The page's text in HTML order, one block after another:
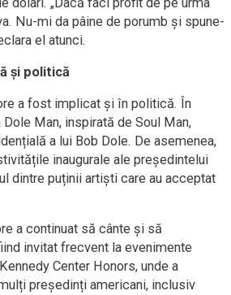
Nu-mi da pâine de porumb și spune-
el atunci.
și politică
a fost implicat și în politică. În
Man, inspirată de Soul Man,
a lui Bob Dole. De asemenea,
inaugurale ale președintelui
dintre puținii artiști care au acceptat
a continuat să cânte și să
invitat frecvent la evenimente
Center Honors, unde a
președinți americani, inclusiv